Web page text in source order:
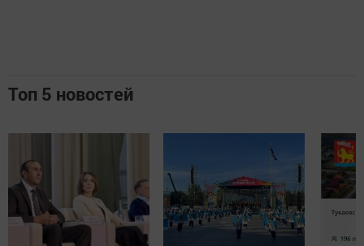
Топ 5 новостей